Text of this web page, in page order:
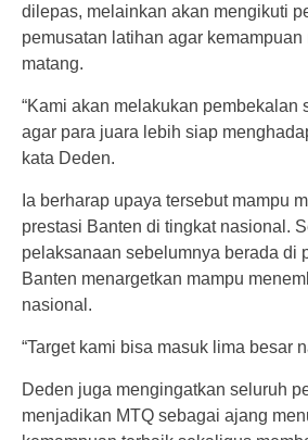
dilepas, melainkan akan mengikuti
pemusatan latihan agar kemampuan
matang.
“Kami akan melakukan pembekalan
agar para juara lebih siap
kata Deden.
Ia berharap upaya tersebut mampu
prestasi Banten di tingkat nasional.
pelaksanaan sebelumnya berada di
Banten menargetkan mampu
nasional.
“Target kami bisa masuk lima besar
Deden juga mengingatkan seluruh
menjadikan MTQ sebagai ajang